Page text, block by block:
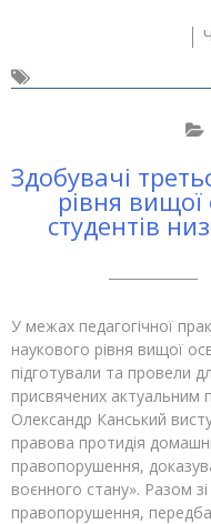
Здобувачі
рівня
студентів
У межах педагогічної
наукового рівня вищої
підготували та провели
присвячених актуальним
Олександр Канський
правова протидія
правопорушення,
воєнного стану». Разом
правопорушення,